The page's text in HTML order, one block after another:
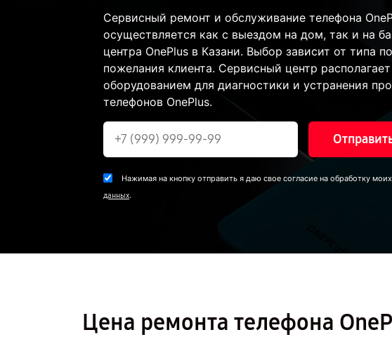
Сервисный ремонт и обслуживание телефона
осуществляется как с выездом на дом, так и на
центра OnePlus в Казани. Выбор зависит от типа
пожелания клиента. Сервисный центр
оборудованием для диагностики и устранения
телефонов OnePlus.
Нажимая на кнопку отправить я даю свое согласие на обработку моих
данных.
Цена ремонта телефона